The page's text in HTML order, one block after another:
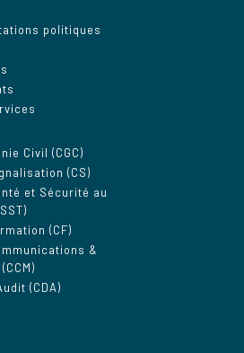
politiques
Civil (CGC)
(CS)
et Sécurité au
(CF)
&
(CDA)